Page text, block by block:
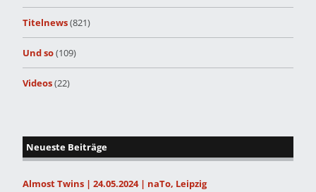
Titelnews(821)
Und so(109)
Videos(22)
Neueste Beiträge
Almost Twins | 24.05.2024 | naTo, Leipzig